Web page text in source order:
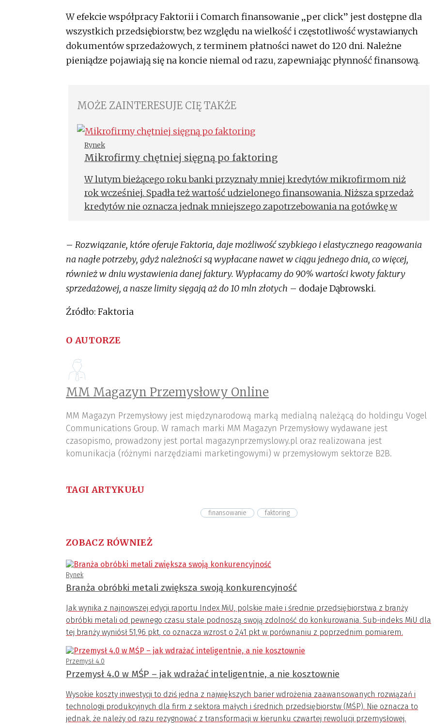
W efekcie współpracy Faktorii i Comarch finansowanie „per click” jest dostępne dla
wszystkich przedsiębiorstw, bez względu na wielkość i częstotliwość wystawianych
dokumentów sprzedażowych, z terminem płatności nawet do 120 dni. Należne
pieniądze pojawiają się na koncie niemal od razu, zapewniając płynność finansową.
MOŻE ZAINTERESUJE CIĘ TAKŻE
Rynek
Mikrofirmy chętniej sięgną po faktoring
W lutym bieżącego roku banki przyznały mniej kredytów mikrofirmom niż
rok wcześniej. Spadła też wartość udzielonego finansowania. Niższa sprzedaż
kredytów nie oznacza jednak mniejszego zapotrzebowania na gotówkę w
i KRD, trzy czwarte firm z sektora MŚP zna tę usługę, a 18,5% choć raz z niej
skorzystało.
– Rozwiązanie, które oferuje Faktoria, daje możliwość szybkiego i elastycznego reagowania
na nagłe potrzeby, gdyż należności są wypłacane nawet w ciągu jednego dnia, co więcej,
również w dniu wystawienia danej faktury. Wypłacamy do 90% wartości kwoty faktury
sprzedażowej, a nasze limity sięgają aż do 10 mln złotych – dodaje Dąbrowski.
Źródło: Faktoria
O AUTORZE
MM Magazyn Przemysłowy Online
MM Magazyn Przemysłowy jest międzynarodową marką medialną należącą do holdingu Vogel
Communications Group. W ramach marki MM Magazyn Przemysłowy wydawane jest
czasopismo, prowadzony jest portal magazynprzemyslowy.pl oraz realizowana jest
komunikacja (różnymi narzędziami marketingowymi) w przemysłowym sektorze B2B.
TAGI ARTYKUŁU
finansowanie faktoring
ZOBACZ RÓWNIEŻ
Rynek
Branża obróbki metali zwiększa swoją konkurencyjność
Jak wynika z najnowszej edycji raportu Index MiU, polskie małe i średnie przedsiębiorstwa z branży
obróbki metali od pewnego czasu stale podnoszą swoją zdolność do konkurowania. Sub-indeks MiU dla
tej branży wyniósł 51,96 pkt, co oznacza wzrost o 2,41 pkt w porównaniu z poprzednim pomiarem.
Przemysł 4.0
Przemysł 4.0 w MŚP – jak wdrażać inteligentnie, a nie kosztownie
Wysokie koszty inwestycji to dziś jedna z największych barier wdrożenia zaawansowanych rozwiązań i
technologii produkcyjnych dla firm z sektora małych i średnich przedsiębiorstw (MŚP). Nie oznacza to
jednak, że należy od razu rezygnować z transformacji w kierunku czwartej rewolucji przemysłowej.